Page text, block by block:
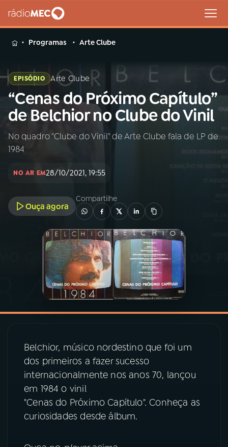
MENU
Buscar
na
Rádio
MEC
Buscar
PROGRAMAÇÃO
PROGRAMAS
VIDEOCASTS
07 ÚLTIMAS
08PRÊMIO RÁDIO MEC
Programas Arte Clube
EPISÓDIO Arte Clube
“Cenas do Próximo Capítulo”
de Belchior no Clube do Vinil
No quadro "Clube do Vinil" de Arte Clube fala de LP de
1984
NO AR EM28/10/2021, 19:55
Ouça agora
Compartilhe
Belchior, músico nordestino que foi um
dos primeiros a fazer sucesso
internacionalmente nos anos 70, lançou
em 1984 o vinil
"Cenas do Próximo Capítulo". Conheça as
curiosidades desde álbum.